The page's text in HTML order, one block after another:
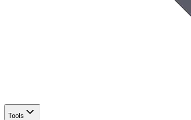
Tools